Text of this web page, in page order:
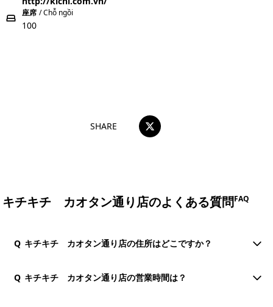
座席 / Chỗ ngồi
100
SHARE
キチキチ カオタン通り店のよくある質問FAQ
Q キチキチ カオタン通り店の住所はどこですか？
Q キチキチ カオタン通り店の営業時間は？